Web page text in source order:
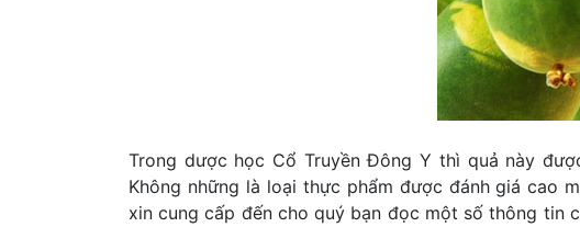
Trong dược học Cổ Truyền Đông Y thì quả này
Không những là loại thực phẩm được đánh giá cao
xin cung cấp đến cho quý bạn đọc một số thông tin